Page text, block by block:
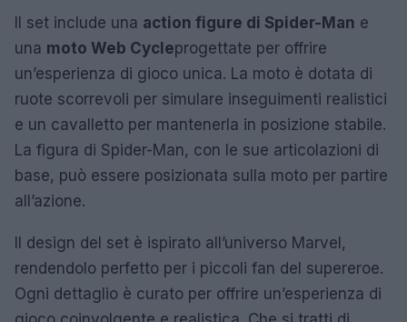
Il set include una action figure di Spider-Man e
una moto Web Cycleprogettate per offrire
un’esperienza di gioco unica. La moto è dotata di
ruote scorrevoli per simulare inseguimenti realistici
e un cavalletto per mantenerla in posizione stabile.
La figura di Spider-Man, con le sue articolazioni di
base, può essere posizionata sulla moto per partire
all’azione.
Il design del set è ispirato all’universo Marvel,
rendendolo perfetto per i piccoli fan del supereroe.
Ogni dettaglio è curato per offrire un’esperienza di